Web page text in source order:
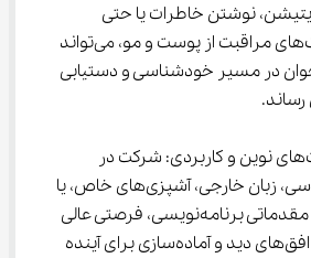
نوشتن خاطرات یا حتی
یادگیری تکنیک‌های مراقبت از پوست و مو، می‌تواند
در مسیر خودشناسی و دستیابی
یادگیری مهارت‌های نوین و کاربردی: شرکت در
کلاس‌های عکاسی، زبان خارجی، آشپزی‌های خاص، یا
حتی دوره‌های مقدماتی برنامه‌نویسی، فرصتی عالی
برای گسترش افق‌های دید و آماده‌سازی برای آینده